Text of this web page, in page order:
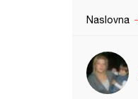
Naslovna